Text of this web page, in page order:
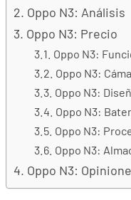
Oppo N3: Análisis
Oppo N3: Precio
Oppo N3:
Oppo N3:
Oppo N3:
Oppo N3:
Oppo N3:
Oppo N3:
Oppo N3: